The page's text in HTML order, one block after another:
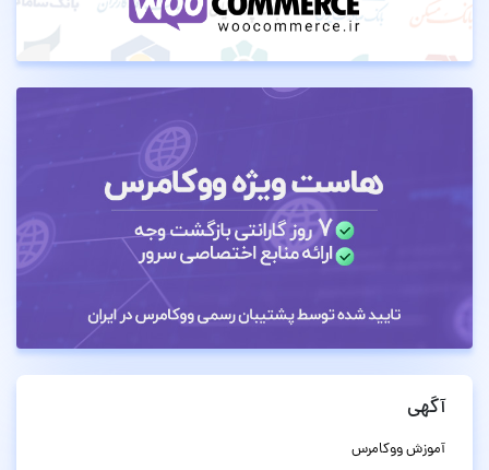
آگهی
آموزش ووکامرس